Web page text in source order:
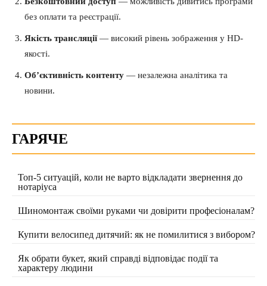
без оплати та реєстрації.
Якість трансляції— високий рівень зображення у HD-
якості.
Об’єктивність контенту — незалежна аналітика та
новини.
ГАРЯЧЕ
Топ-5 ситуацій, коли не варто відкладати звернення до
нотаріуса
Шиномонтаж своїми руками чи довірити професіоналам?
Купити велосипед дитячий: як не помилитися з вибором?
Як обрати букет, який справді відповідає події та
характеру людини